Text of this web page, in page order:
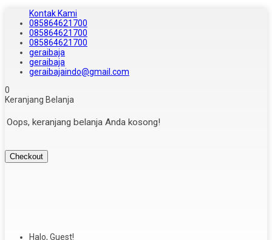
Kontak Kami
085864621700
085864621700
085864621700
geraibaja
geraibaja
geraibajaindo@gmail.com
0
Keranjang Belanja
Oops, keranjang belanja Anda kosong!
Checkout
Halo, Guest!